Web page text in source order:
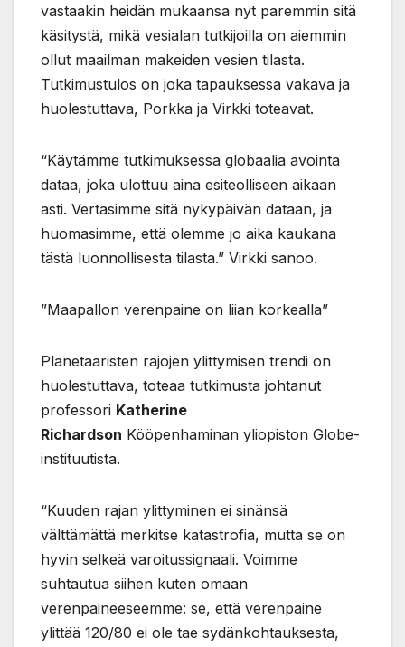
vastaakin heidän mukaansa nyt paremmin sitä
käsitystä, mikä vesialan tutkijoilla on aiemmin
ollut maailman makeiden vesien tilasta.
Tutkimustulos on joka tapauksessa vakava ja
huolestuttava, Porkka ja Virkki toteavat.
“Käytämme tutkimuksessa globaalia avointa
dataa, joka ulottuu aina esiteolliseen aikaan
asti. Vertasimme sitä nykypäivän dataan, ja
huomasimme, että olemme jo aika kaukana
tästä luonnollisesta tilasta.” Virkki sanoo.
”Maapallon verenpaine on liian korkealla”
Planetaaristen rajojen ylittymisen trendi on
huolestuttava, toteaa tutkimusta johtanut
professori Katherine
Richardson Kööpenhaminan yliopiston Globe-
instituutista.
“Kuuden rajan ylittyminen ei sinänsä
välttämättä merkitse katastrofia, mutta se on
hyvin selkeä varoitussignaali. Voimme
suhtautua siihen kuten omaan
verenpaineeseemme: se, että verenpaine
ylittää 120/80 ei ole tae sydänkohtauksesta,